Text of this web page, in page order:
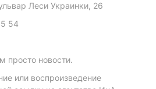
Леси Украинки, 26
54
просто новости.
или воспроизведение